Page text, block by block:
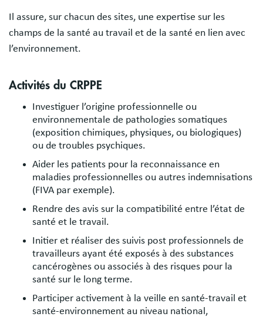
Il assure, sur chacun des sites, une expertise sur les
champs de la santé au travail et de la santé en lien avec
l’environnement.
Activités du CRPPE
Investiguer l’origine professionnelle ou
environnementale de pathologies somatiques
(exposition chimiques, physiques, ou biologiques)
ou de troubles psychiques.
Aider les patients pour la reconnaissance en
maladies professionnelles ou autres indemnisations
(FIVA par exemple).
Rendre des avis sur la compatibilité entre l’état de
santé et le travail.
Initier et réaliser des suivis post professionnels de
travailleurs ayant été exposés à des substances
cancérogènes ou associés à des risques pour la
santé sur le long terme.
Participer activement à la veille en santé-travail et
santé-environnement au niveau national,